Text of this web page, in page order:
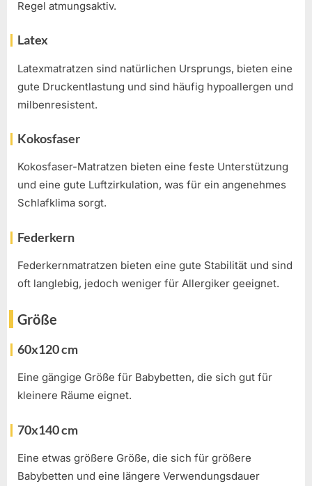
Regel atmungsaktiv.
Latex
Latexmatratzen sind natürlichen Ursprungs, bieten eine
gute Druckentlastung und sind häufig hypoallergen und
milbenresistent.
Kokosfaser
Kokosfaser-Matratzen bieten eine feste Unterstützung
und eine gute Luftzirkulation, was für ein angenehmes
Schlafklima sorgt.
Federkern
Federkernmatratzen bieten eine gute Stabilität und sind
oft langlebig, jedoch weniger für Allergiker geeignet.
Größe
60x120 cm
Eine gängige Größe für Babybetten, die sich gut für
kleinere Räume eignet.
70x140 cm
Eine etwas größere Größe, die sich für größere
Babybetten und eine längere Verwendungsdauer